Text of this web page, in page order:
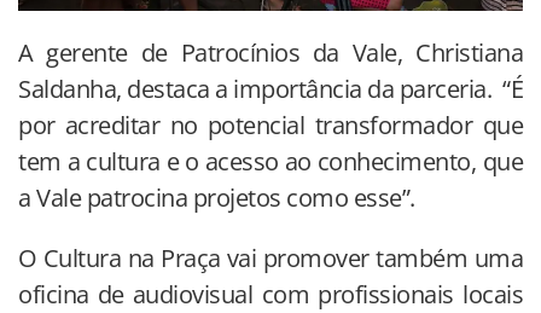
A gerente de Patrocínios da Vale, Christiana
Saldanha, destaca a importância da parceria. “É
por acreditar no potencial transformador que
tem a cultura e o acesso ao conhecimento, que
a Vale patrocina projetos como esse”.
O Cultura na Praça vai promover também uma
oficina de audiovisual com profissionais locais